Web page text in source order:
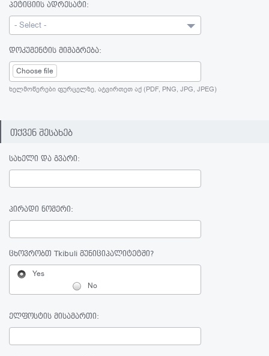
პეტიციის ადრესატი:
- Select -
დოკუმენტის მიმაგრება:
Choose file
ხელმოწერები ფურცელზე, ატვირთეთ აქ (PDF, PNG, JPG, JPEG)
თქვენ შესახებ
სახელი და გვარი:
პირადი ნომერი:
ცხოვრობთ Tkibuli მუნიციპალიტეტში?
Yes
No
ელფოსტის მისამართი: